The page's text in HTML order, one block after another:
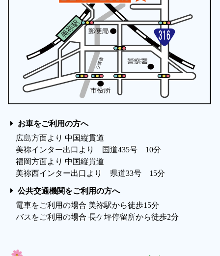
お車をご利用の方へ
広島方面より 中国縦貫道
美祢インター出口より 国道435号 10分
福岡方面より 中国縦貫道
美祢西インター出口より 県道33号 15分
公共交通機関をご利用の方へ
電車をご利用の場合 美祢駅から徒歩15分
バスをご利用の場合 長ケ坪停留所から徒歩2分